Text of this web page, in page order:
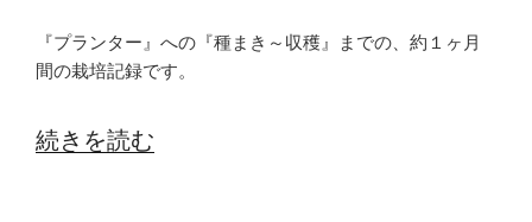
『プランター』への『種まき～収穫』までの、約１ヶ月
間の栽培記録です。
“初
続きを読む